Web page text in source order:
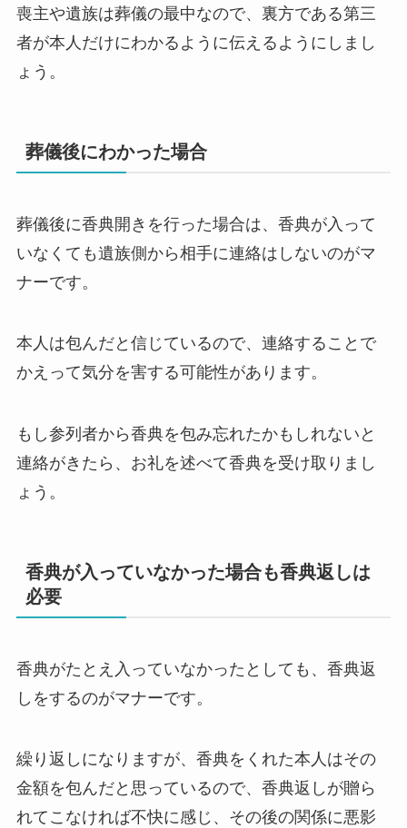
喪主や遺族は葬儀の最中なので、裏方である第三
者が本人だけにわかるように伝えるようにしまし
ょう。
葬儀後にわかった場合
葬儀後に香典開きを行った場合は、香典が入って
いなくても遺族側から相手に連絡はしないのがマ
ナーです。
本人は包んだと信じているので、連絡することで
かえって気分を害する可能性があります。
もし参列者から香典を包み忘れたかもしれないと
連絡がきたら、お礼を述べて香典を受け取りまし
ょう。
香典が入っていなかった場合も香典返しは
必要
香典がたとえ入っていなかったとしても、香典返
しをするのがマナーです。
繰り返しになりますが、香典をくれた本人はその
金額を包んだと思っているので、香典返しが贈ら
れてこなければ不快に感じ、その後の関係に悪影